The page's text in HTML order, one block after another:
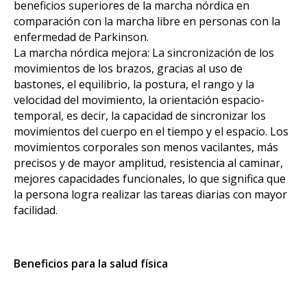
beneficios superiores de la marcha nórdica en
comparación con la marcha libre en personas con la
enfermedad de Parkinson.
La marcha nórdica mejora: La sincronización de los
movimientos de los brazos, gracias al uso de
bastones, el equilibrio, la postura, el rango y la
velocidad del movimiento, la orientación espacio-
temporal, es decir, la capacidad de sincronizar los
movimientos del cuerpo en el tiempo y el espacio. Los
movimientos corporales son menos vacilantes, más
precisos y de mayor amplitud, resistencia al caminar,
mejores capacidades funcionales, lo que significa que
la persona logra realizar las tareas diarias con mayor
facilidad.
Beneficios para la salud física